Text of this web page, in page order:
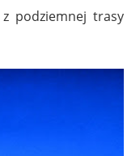
podziemnej trasy